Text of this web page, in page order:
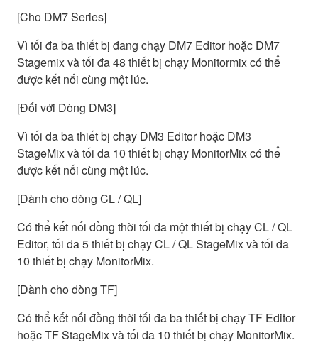
[Cho DM7 Series]
Vì tối đa ba thiết bị đang chạy DM7 Editor hoặc DM7
Stagemix và tối đa 48 thiết bị chạy Monitormix có thể
được kết nối cùng một lúc.
[Đối với Dòng DM3]
Vì tối đa ba thiết bị chạy DM3 Editor hoặc DM3
StageMix và tối đa 10 thiết bị chạy MonitorMix có thể
được kết nối cùng một lúc.
[Dành cho dòng CL / QL]
Có thể kết nối đồng thời tối đa một thiết bị chạy CL / QL
Editor, tối đa 5 thiết bị chạy CL / QL StageMix và tối đa
10 thiết bị chạy MonitorMix.
[Dành cho dòng TF]
Có thể kết nối đồng thời tối đa ba thiết bị chạy TF Editor
hoặc TF StageMix và tối đa 10 thiết bị chạy MonitorMix.